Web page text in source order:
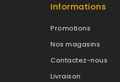
Informations
Promotions
Nos magasins
Contactez-nous
Livraison